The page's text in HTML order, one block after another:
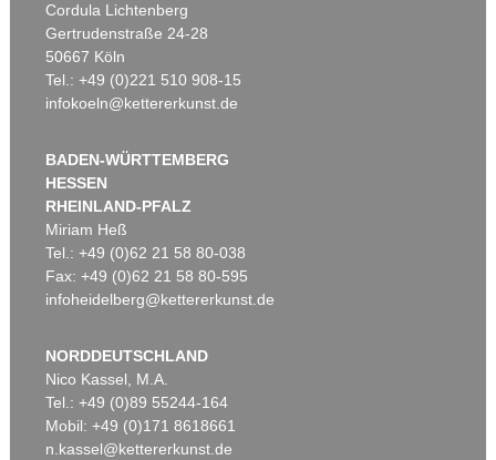
Cordula Lichtenberg
Gertrudenstraße 24-28
50667 Köln
Tel.: +49 (0)221 510 908-15
infokoeln@kettererkunst.de
BADEN-WÜRTTEMBERG
HESSEN
RHEINLAND-PFALZ
Miriam Heß
Tel.: +49 (0)62 21 58 80-038
Fax: +49 (0)62 21 58 80-595
infoheidelberg@kettererkunst.de
NORDDEUTSCHLAND
Nico Kassel, M.A.
Tel.: +49 (0)89 55244-164
Mobil: +49 (0)171 8618661
n.kassel@kettererkunst.de